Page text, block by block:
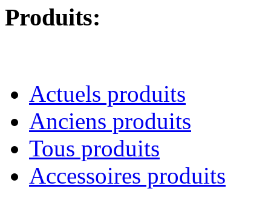
Produits:
Actuels produits
Anciens produits
Tous produits
Accessoires produits